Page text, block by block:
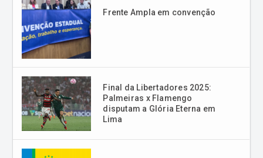
Frente Ampla em convenção
Final da Libertadores 2025:
Palmeiras x Flamengo
disputam a Glória Eterna em
Lima